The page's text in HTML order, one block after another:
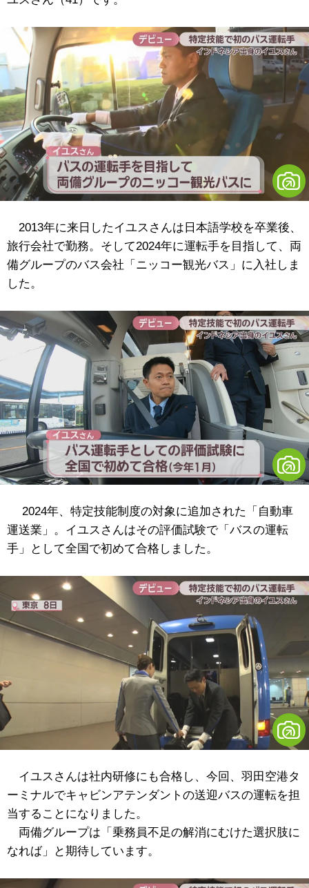
2013年に来日したイユスさんは日本語学校を卒業後、
旅行会社で勤務。そして2024年に運転手を目指して、両
備グループのバス会社「ニッコー観光バス」に入社しま
した。
2024年、特定技能制度の対象に追加された「自動車
運送業」。イユスさんはその評価試験で「バスの運転
手」として全国で初めて合格しました。
イユスさんは社内研修にも合格し、今回、羽田空港タ
ーミナルでキャビンアテンダントの送迎バスの運転を担
当することになりました。
両備グループは「乗務員不足の解消にむけた選択肢に
なれば」と期待しています。